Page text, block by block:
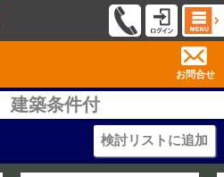
お問合せ
建築条件付
検討リストに追加